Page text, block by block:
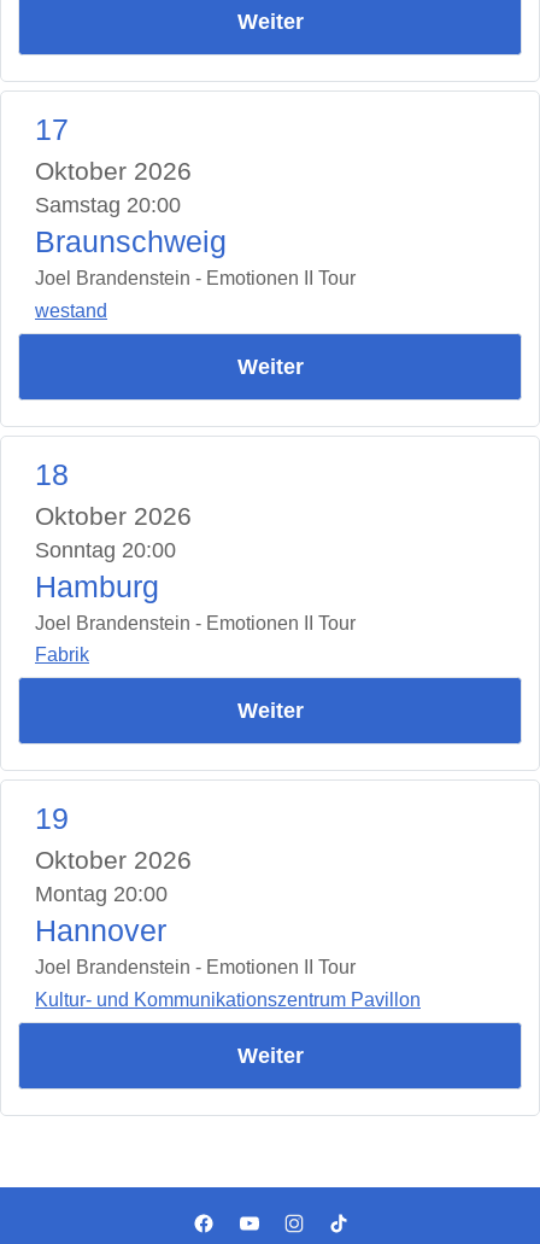
Weiter
17
Oktober 2026
Samstag 20:00
Braunschweig
Joel Brandenstein - Emotionen II Tour
westand
Weiter
18
Oktober 2026
Sonntag 20:00
Hamburg
Joel Brandenstein - Emotionen II Tour
Fabrik
Weiter
19
Oktober 2026
Montag 20:00
Hannover
Joel Brandenstein - Emotionen II Tour
Kultur- und Kommunikationszentrum Pavillon
Weiter